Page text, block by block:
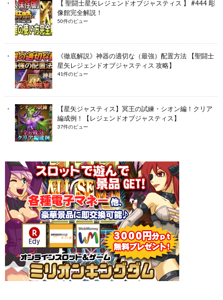
【 聖闘士星矢レジェンドオブジャスティス 】 #444 彫
像館完全解説！
50件のビュー
《徹底解説》神器の適切な（最強）配置方法 【聖闘士
星矢レジェンドオブジャスティス 攻略】
41件のビュー
【星矢ジャスティス】冥王の試練・シオン編！クリア
編成例！【レジェンドオブジャスティス】
37件のビュー